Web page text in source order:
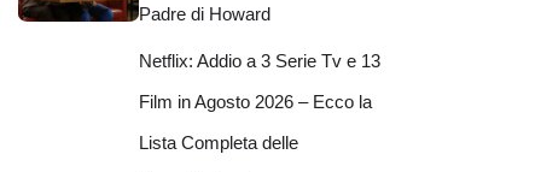
Padre di Howard
Netflix: Addio a 3 Serie Tv e 13
Film in Agosto 2026 – Ecco la
Lista Completa delle